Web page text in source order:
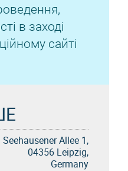
в заході
сайті
Seehausener Allee 1,
04356 Leipzig,
Germany